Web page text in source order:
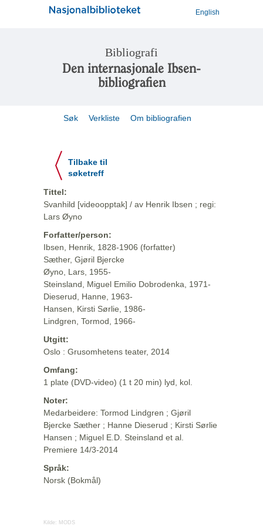
English
Bibliografi
Den internasjonale Ibsen-
bibliografien
Søk Verkliste Om bibliografien
Tilbake til
søketreff
Tittel:
Svanhild [videoopptak] / av Henrik Ibsen ; regi:
Lars Øyno
Forfatter/person:
Ibsen, Henrik, 1828-1906 (forfatter)
Sæther, Gjøril Bjercke
Øyno, Lars, 1955-
Steinsland, Miguel Emilio Dobrodenka, 1971-
Dieserud, Hanne, 1963-
Hansen, Kirsti Sørlie, 1986-
Lindgren, Tormod, 1966-
Utgitt:
Oslo : Grusomhetens teater, 2014
Omfang:
1 plate (DVD-video) (1 t 20 min) lyd, kol.
Noter:
Medarbeidere: Tormod Lindgren ; Gjøril
Bjercke Sæther ; Hanne Dieserud ; Kirsti Sørlie
Hansen ; Miguel E.D. Steinsland et al.
Premiere 14/3-2014
Språk:
Norsk (Bokmål)
Kilde: MODS